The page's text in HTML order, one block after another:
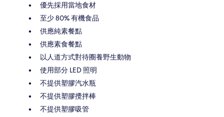
優先採用當地食材
至少 80% 有機食品
供應純素餐點
供應素食餐點
以人道方式對待圈養野生動物
使用部分 LED 照明
不提供塑膠汽水瓶
不提供塑膠攪拌棒
不提供塑膠吸管